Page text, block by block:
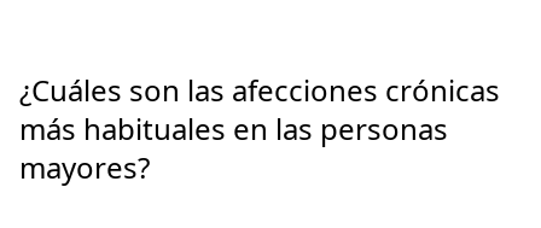
¿Cuáles son las afecciones crónicas
más habituales en las personas
mayores?